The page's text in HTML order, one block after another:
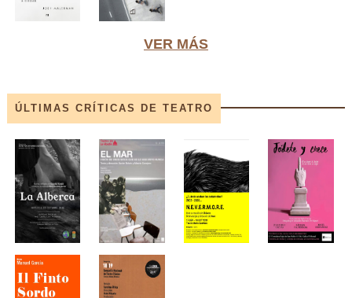
VER MÁS
ÚLTIMAS CRÍTICAS DE TEATRO